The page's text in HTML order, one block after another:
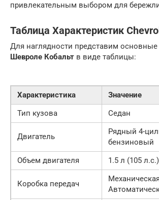
привлекательным выбором для
Таблица Характеристик
Для наглядности представим основные
Шевроле Кобальт в виде таблицы:
Характеристика
Значение
Тип кузова
Седан
Двигатель
Рядный 4-
бензиновый
Объем двигателя
1.5 л (105 л.с.)
Коробка передач